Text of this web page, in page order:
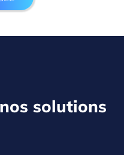
solutions